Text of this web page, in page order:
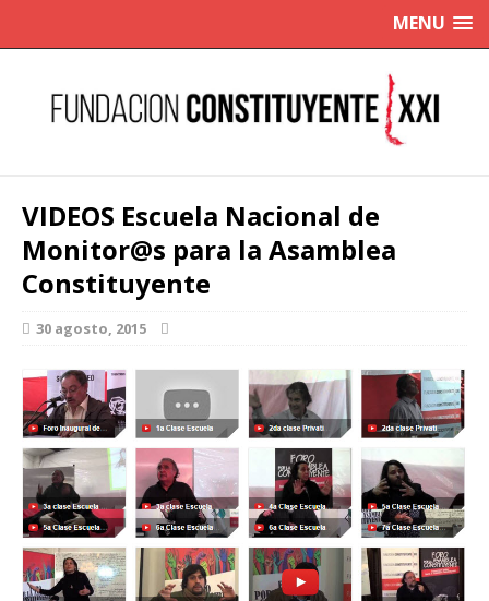
MENU
VIDEOS Escuela Nacional de
Monitor@s para la Asamblea
Constituyente
30 agosto, 2015